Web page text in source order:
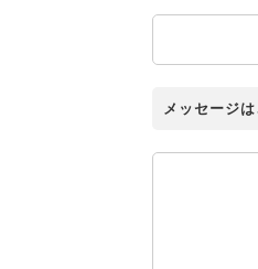
メッセージ